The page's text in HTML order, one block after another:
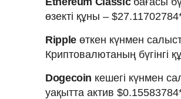
өзекті құны –
Rippleөткен күнмен
Криптовалютаның бүгінгі
Dogecoin кешегі күнмен
уақытта актив